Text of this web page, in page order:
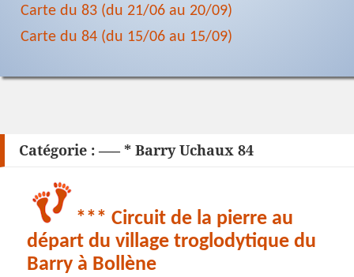
Carte du 83 (du 21/06 au 20/09)
Carte du 84 (du 15/06 au 15/09)
Catégorie : —– * Barry Uchaux 84
*** Circuit de la pierre au
départ du village troglodytique du
Barry à Bollène